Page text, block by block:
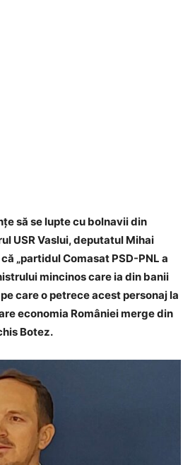
să se lupte cu bolnavii din
USR Vaslui, deputatul Mihai
„partidul Comasat PSD-PNL a
mincinos care ia din banii
care o petrece acest personaj la
economia României merge din
Botez.